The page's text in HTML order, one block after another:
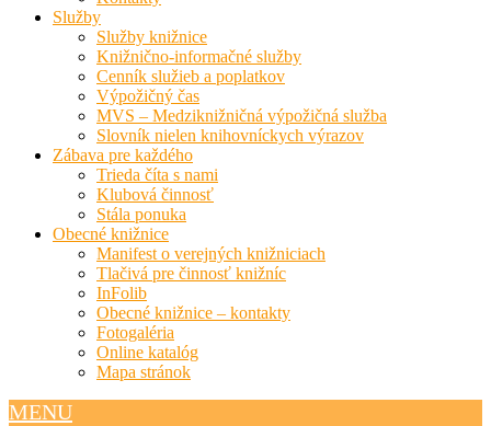
Služby
Služby knižnice
Knižnično-informačné služby
Cenník služieb a poplatkov
Výpožičný čas
MVS – Medziknižničná výpožičná služba
Slovník nielen knihovníckych výrazov
Zábava pre každého
Trieda číta s nami
Klubová činnosť
Stála ponuka
Obecné knižnice
Manifest o verejných knižniciach
Tlačivá pre činnosť knižníc
InFolib
Obecné knižnice – kontakty
Fotogaléria
Online katalóg
Mapa stránok
MENU